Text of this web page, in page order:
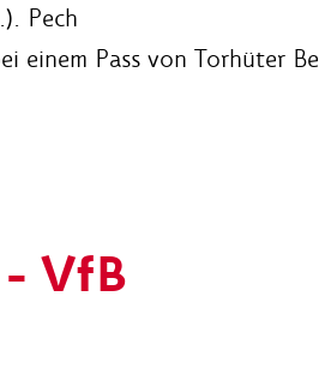
Pech
einem Pass von Torhüter
VfB